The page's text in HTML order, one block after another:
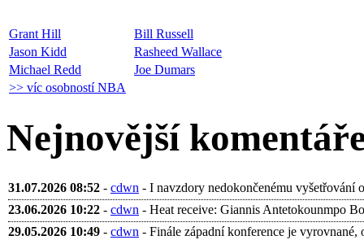
Grant Hill
Bill Russell
Jason Kidd
Rasheed Wallace
Michael Redd
Joe Dumars
>> víc osobností NBA
Nejnovější
31.07.2026 08:52 - cdwn - I navzdory nedokončenému vyšetřování
23.06.2026 10:22 - cdwn - Heat receive: Giannis Antetokounmpo
29.05.2026 10:49 - cdwn - Finále západní konference je vyrovnané,